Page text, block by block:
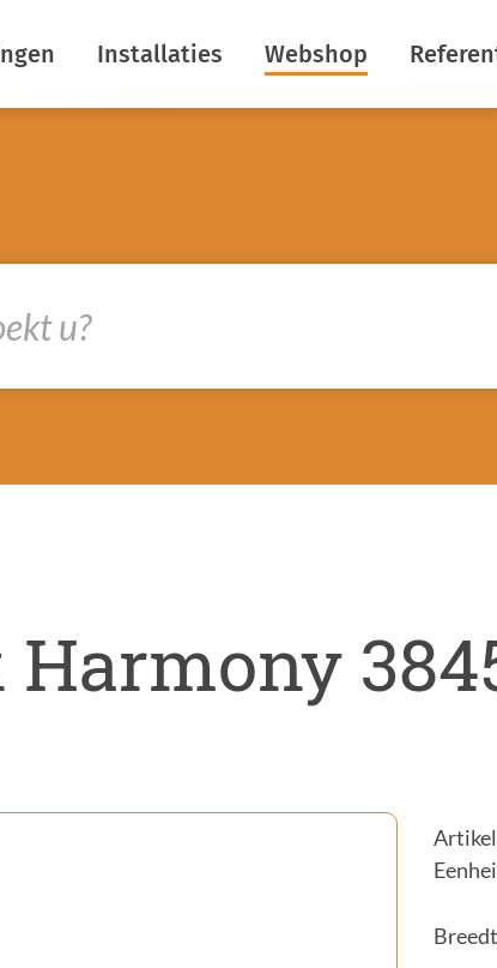
Installaties
Insectenwering
Webshop
Harmony